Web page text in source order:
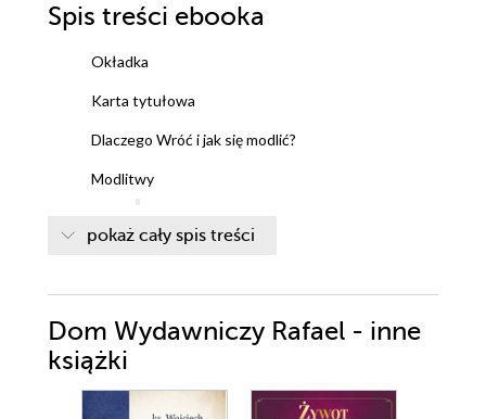
Spis treści ebooka
Okładka
Karta tytułowa
Dlaczego Wróć i jak się modlić?
Modlitwy
Litania do Niepokalanego serca Maryi
4
pokaż cały spis treści
Dom Wydawniczy Rafael - inne
książki